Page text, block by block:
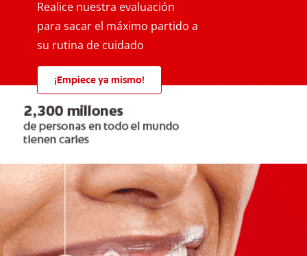
Realice nuestra evaluación
para sacar el máximo partido a
su rutina de cuidado
¡Empiece ya mismo!